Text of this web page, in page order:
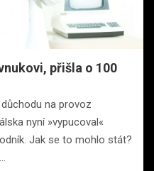
přišla o 100
na provoz
nyní »vypucoval«
Jak se to mohlo stát?